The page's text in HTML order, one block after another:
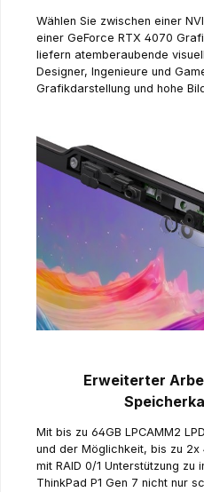
Wählen Sie zwischen einer
einer GeForce RTX 4070
liefern atemberaubende
Designer, Ingenieure und
Grafikdarstellung und hohe
Erweiterter
Mit bis zu 64GB LPCAMM2
und der Möglichkeit, bis zu 2x
mit RAID 0/1 Unterstützung zu
ThinkPad P1 Gen 7 nicht nur